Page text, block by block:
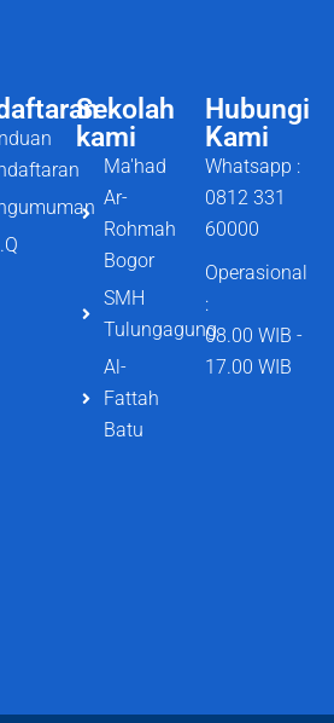
Hubungi
Kami
Whatsapp :
0812 331
60000
Operasional
:
08.00 WIB -
17.00 WIB
Sekolah
kami
Ma'had
Ar-
Rohmah
Bogor
SMH
Tulungagung
Al-
Fattah
Batu